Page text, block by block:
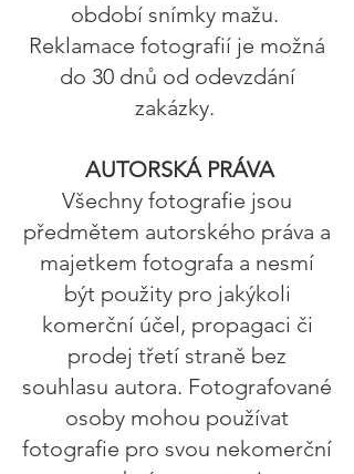
období snímky mažu.
Reklamace fotografií je možná
do 30 dnů od odevzdání
zakázky.
AUTORSKÁ PRÁVA
Všechny fotografie jsou
předmětem autorského práva a
majetkem fotografa a nesmí
být použity pro jakýkoli
komerční účel, propagaci či
prodej třetí straně bez
souhlasu autora. Fotografované
osoby mohou používat
fotografie pro svou nekomerční